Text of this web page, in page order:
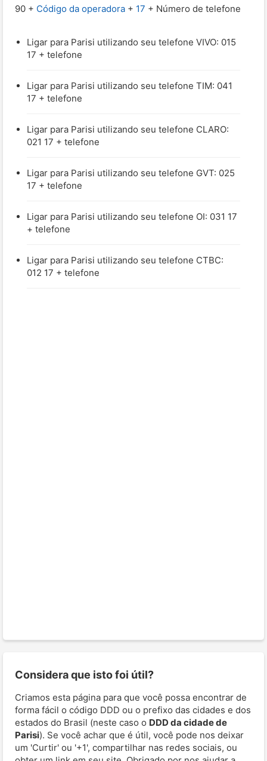
90 + Código da operadora + 17 + Número de telefone
Ligar para Parisi utilizando seu telefone VIVO: 015
17 + telefone
Ligar para Parisi utilizando seu telefone TIM: 041
17 + telefone
Ligar para Parisi utilizando seu telefone CLARO:
021 17 + telefone
Ligar para Parisi utilizando seu telefone GVT: 025
17 + telefone
Ligar para Parisi utilizando seu telefone OI: 031 17
+ telefone
Ligar para Parisi utilizando seu telefone CTBC:
012 17 + telefone
Considera que isto foi útil?
Criamos esta página para que você possa encontrar de
forma fácil o código DDD ou o prefixo das cidades e dos
estados do Brasil (neste caso o DDD da cidade de
Parisi). Se você achar que é útil, você pode nos deixar
um 'Curtir' ou '+1', compartilhar nas redes sociais, ou